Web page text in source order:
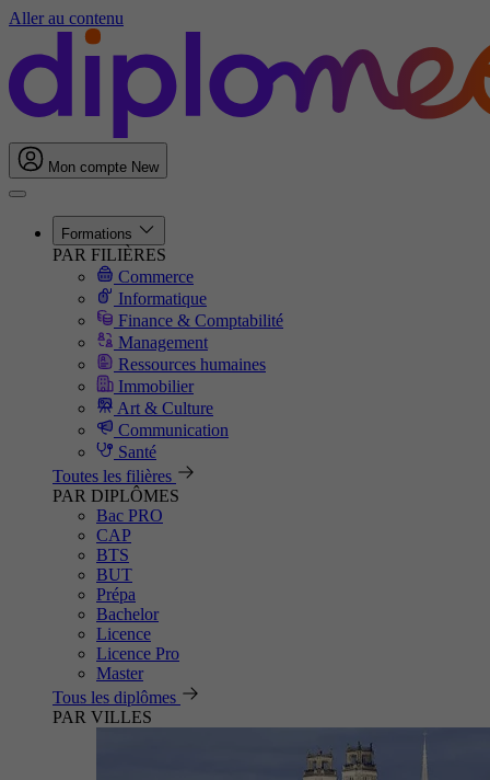
Aller au contenu
Mon compte New
Formations
PAR FILIÈRES
Commerce
Informatique
Finance & Comptabilité
Management
Ressources humaines
Immobilier
Art & Culture
Communication
Santé
Toutes les filières
PAR DIPLÔMES
Bac PRO
CAP
BTS
BUT
Prépa
Bachelor
Licence
Licence Pro
Master
Tous les diplômes
PAR VILLES